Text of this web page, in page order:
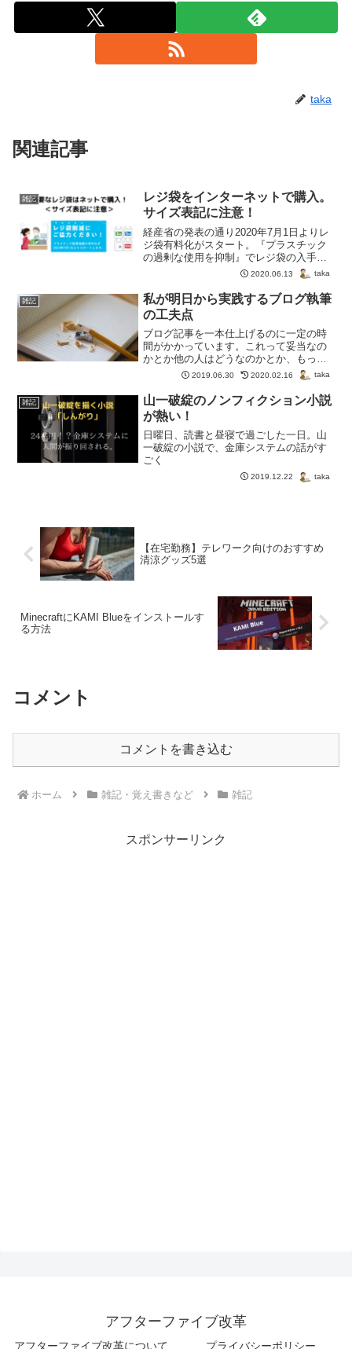
taka
関連記事
雑記
レジ袋をインターネットで購入。
サイズ表記に注意！
経産省の発表の通り2020年7月1日よりレ
ジ袋有料化がスタート。『プラスチック
の過剰な使用を抑制』でレジ袋の入手機
会が激減しました。レジ袋はインターネ
ットで購入できますがサイズ表記には注
意が必要です。まとめたので参考にして
ください。
2020.06.13 taka
雑記
私が明日から実践するブログ執筆
の工夫点
ブログ記事を一本仕上げるのに一定の時
間がかかっています。これって妥当なの
かとか他の人はどうなのかとか、もっと
工夫できないのかなどを考察してみまし
2019.06.30 2020.02.16 taka
雑記
山一破綻のノンフィクション小説
が熱い！
日曜日、読書と昼寝で過ごした一日。山
一破綻の小説で、金庫システムの話がす
ごく
2019.12.22 taka
【在宅勤務】テレワーク向けのおすすめ
清涼グッズ5選
MinecraftにKAMI Blueをインストールす
る方法
コメント
コメントを書き込む
ホーム 雑記・覚え書きなど 雑記
スポンサーリンク
アフターファイブ改革
アフターファイブ改革について プライバシーポリシー